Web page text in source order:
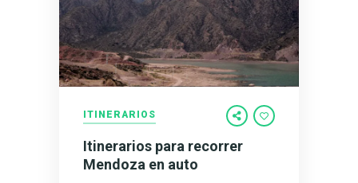
ITINERARIOS
Itinerarios para recorrer
Mendoza en auto